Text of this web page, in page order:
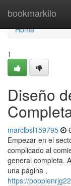
bookmarkilo
Home
Home
1
Diseño
marclbsl159795
Empezar en el
complicado al
general completa.
una página ,
https://